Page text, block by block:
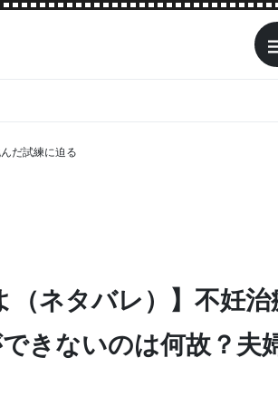
だ試練に迫る
ネタバレ）】不妊治
きないのは何故？夫